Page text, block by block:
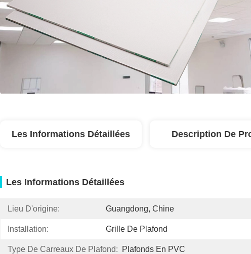
Les Informations Détaillées Description De
Les Informations Détaillées
Lieu D'origine: Guangdong, Chine
Installation: Grille De Plafond
Type De Carreaux De Plafond: Plafonds En PVC